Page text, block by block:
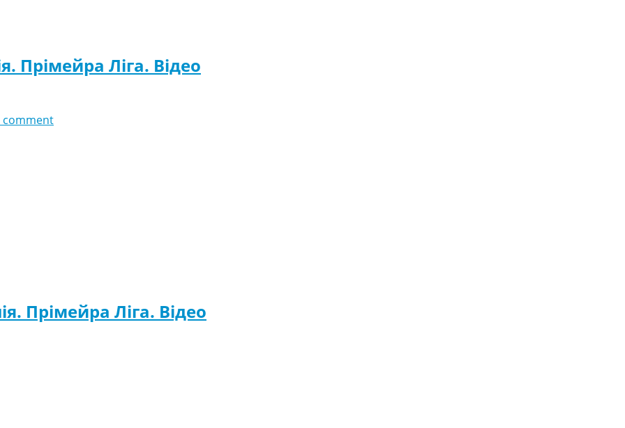
Прімейра Ліга. Відео
comment
Прімейра Ліга. Відео